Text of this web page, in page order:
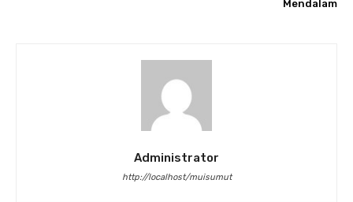
Mendalam
Administrator
http://localhost/muisumut